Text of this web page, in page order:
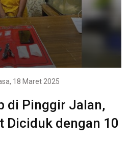
18 Maret 2025
di Pinggir Jalan,
Diciduk dengan 10